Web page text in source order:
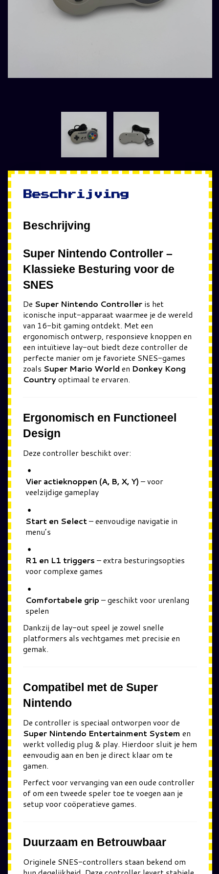
Beschrijving
Beschrijving
Super Nintendo Controller –
Klassieke Besturing voor de
SNES
De Super Nintendo Controller is het
iconische input-apparaat waarmee je de wereld
van 16-bit gaming ontdekt. Met een
ergonomisch ontwerp, responsieve knoppen en
een intuïtieve lay-out biedt deze controller de
perfecte manier om je favoriete SNES-games
zoals Super Mario World en Donkey Kong
Countryoptimaal te ervaren.
Ergonomisch en Functioneel
Design
Deze controller beschikt over:
Vier actieknoppen (A, B, X, Y) – voor
veelzijdige gameplay
Start en Select– eenvoudige navigatie in
menu’s
R1 en L1 triggers – extra besturingsopties
voor complexe games
Comfortabele grip – geschikt voor urenlang
spelen
Dankzij de lay-out speel je zowel snelle
platformers als vechtgames met precisie en
gemak.
Compatibel met de Super
Nintendo
De controller is speciaal ontworpen voor de
Super Nintendo Entertainment System en
werkt volledig plug & play. Hierdoor sluit je hem
eenvoudig aan en ben je direct klaar om te
gamen.
Perfect voor vervanging van een oude controller
of om een tweede speler toe te voegen aan je
setup voor coöperatieve games.
Duurzaam en Betrouwbaar
Originele SNES-controllers staan bekend om